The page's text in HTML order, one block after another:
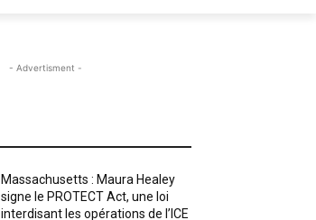
- Advertisment -
Massachusetts : Maura Healey
signe le PROTECT Act, une loi
interdisant les opérations de l’ICE